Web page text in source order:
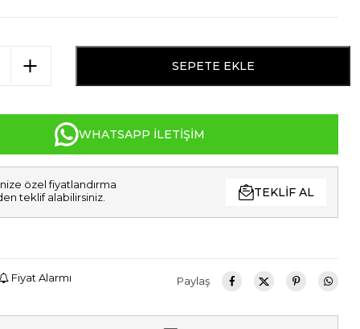
SEPETE EKLE
WHATSAPP İLETIŞIM
özel fiyatlandırma
teklif alabilirsiniz.
TEKLIF AL
Fiyat Alarmı Paylaş